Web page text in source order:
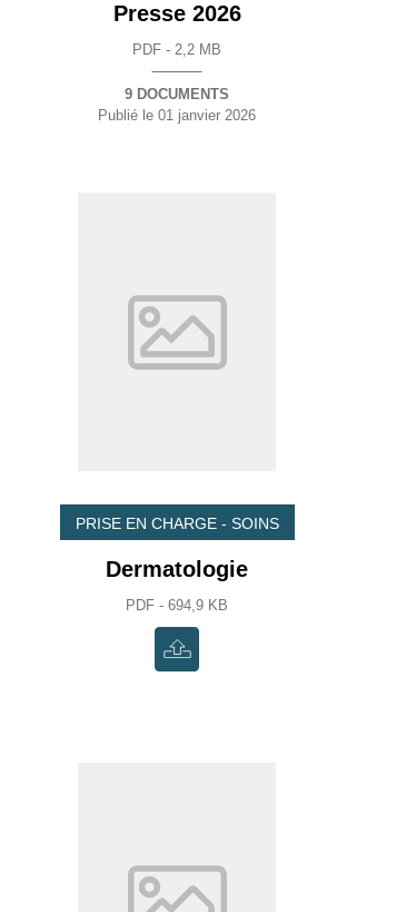
Presse 2026
PDF - 2,2 MB
9 DOCUMENTS
Publié le 01 janvier 2026
PRISE EN CHARGE - SOINS
Dermatologie
PDF - 694,9 KB